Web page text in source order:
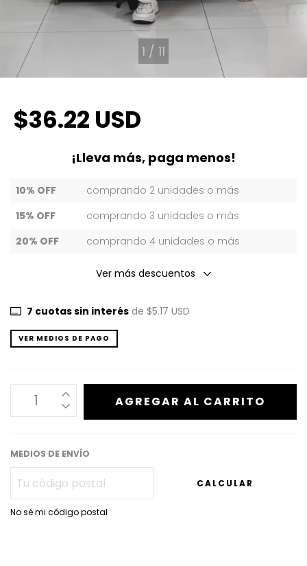
1 / 11
$36.22 USD
¡Lleva más, paga menos!
10% OFF
comprando 2 unidades o más
15% OFF
comprando 3 unidades o más
20% OFF
comprando 4 unidades o más
Ver más descuentos
7 cuotas sin interésde $5.17 USD
VER MEDIOS DE PAGO
MEDIOS DE ENVÍO
CALCULAR
No sé mi código postal